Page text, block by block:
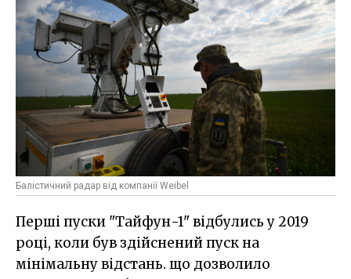
Балістичний радар від компанії Weibel
Перші пуски "Тайфун-1" відбулись у 2019
році, коли був здійснений пуск на
мінімальну відстань. що дозволило